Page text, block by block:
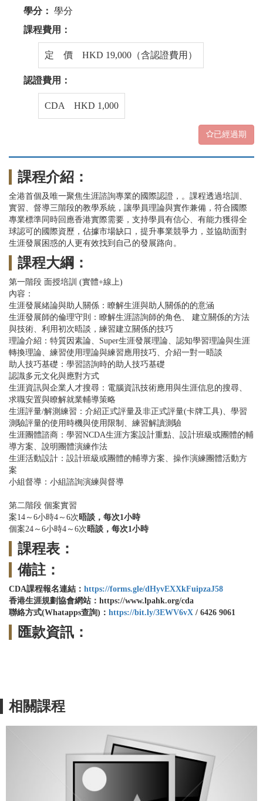
學分： 學分
課程費用：
定 價 HKD 19,000（含認證費用）
認證費用：
CDA HKD 1,000
已經過期
課程介紹：
全港首個及唯一聚焦生涯諮詢專業的國際認證，。課程透過培訓、
實習、督導三階段的教學系統，讓學員理論與實作兼備，符合國際
專業標準同時回應香港實際需要，支持學員有信心、有能力獲得全
球認可的國際資歷，佔據市場缺口，提升事業競爭力，並協助面對
生涯發展困惑的人更有效找到自己的發展路向。
課程大綱：
第一階段 面授培訓 (實體+線上)
內容：
生涯發展緒論與助人關係：瞭解生涯與助人關係的的意涵
生涯發展師的倫理守則：瞭解生涯諮詢師的角色、 建立關係的方法
與技術、利用初次晤談，練習建立關係的技巧
理論介紹：特質因素論、Super生涯發展理論、認知學習理論與生涯
轉換理論、練習使用理論與練習應用技巧、介紹一對一晤談
助人技巧基礎：學習諮詢時的助人技巧基礎
認識多元文化與應對方式
生涯資訊與企業人才搜尋：電腦資訊技術應用與生涯信息的搜尋、
求職安置與瞭解就業輔導策略
生涯評量/解測練習：介紹正式評量及非正式評量(卡牌工具)、學習
測驗評量的使用時機與使用限制、練習解讀測驗
生涯團體諮商：學習NCDA生涯方案設計重點、設計班級或團體的輔
導方案、說明團體演練作法
生涯活動設計：設計班級或團體的輔導方案、操作演練團體活動方
案
小組督導：小組諮詢演練與督導
第二階段 個案實習
案14～6小時4～6次晤談，每次1小時
個案24～6小時4～6次晤談，每次1小時
課程表：
備註：
CDA課程報名連結： https://forms.gle/dHyvEXXkFuipzaJ58
香港生涯規劃協會網站：https://www.lpahk.org/cda
聯絡方式(Whatapps查詢)： https://bit.ly/3EWV6vX / 6426 9061
匯款資訊：
相關課程